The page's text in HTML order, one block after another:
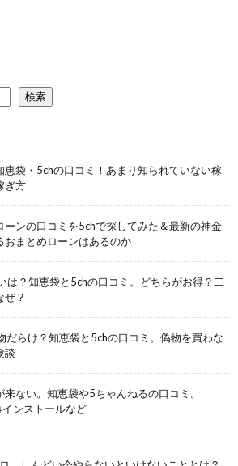
検索
恵袋・5chの口コミ！あまり知られていない稼
ぎ方
ーンの口コミを5chで探してみた＆最新の神金
おまとめローンはあるのか
は？知恵袋と5chの口コミ。どちらがお得？二
ぜ？
だらけ？知恵袋と5chの口コミ。偽物を買わな
談
ない。知恵袋や5ちゃんねるの口コミ。
ンストールなど